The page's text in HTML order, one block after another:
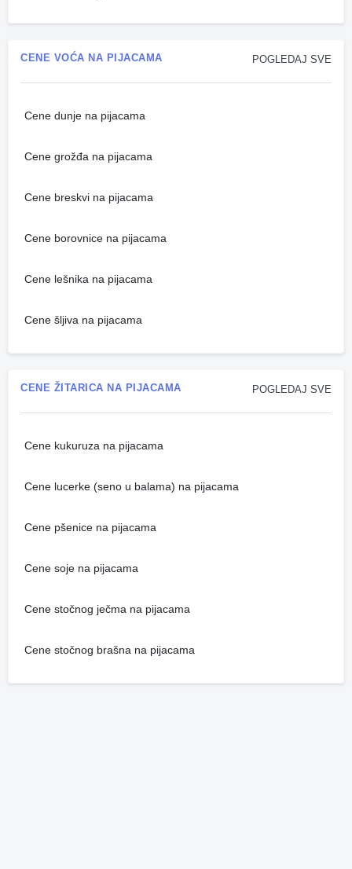
POGLEDAJ SVE
CENE VOĆA NA PIJACAMA
Cene dunje na pijacama
Cene grožđa na pijacama
Cene breskvi na pijacama
Cene borovnice na pijacama
Cene lešnika na pijacama
Cene šljiva na pijacama
POGLEDAJ SVE
CENE ŽITARICA NA PIJACAMA
Cene kukuruza na pijacama
Cene lucerke (seno u balama) na pijacama
Cene pšenice na pijacama
Cene soje na pijacama
Cene stočnog ječma na pijacama
Cene stočnog brašna na pijacama